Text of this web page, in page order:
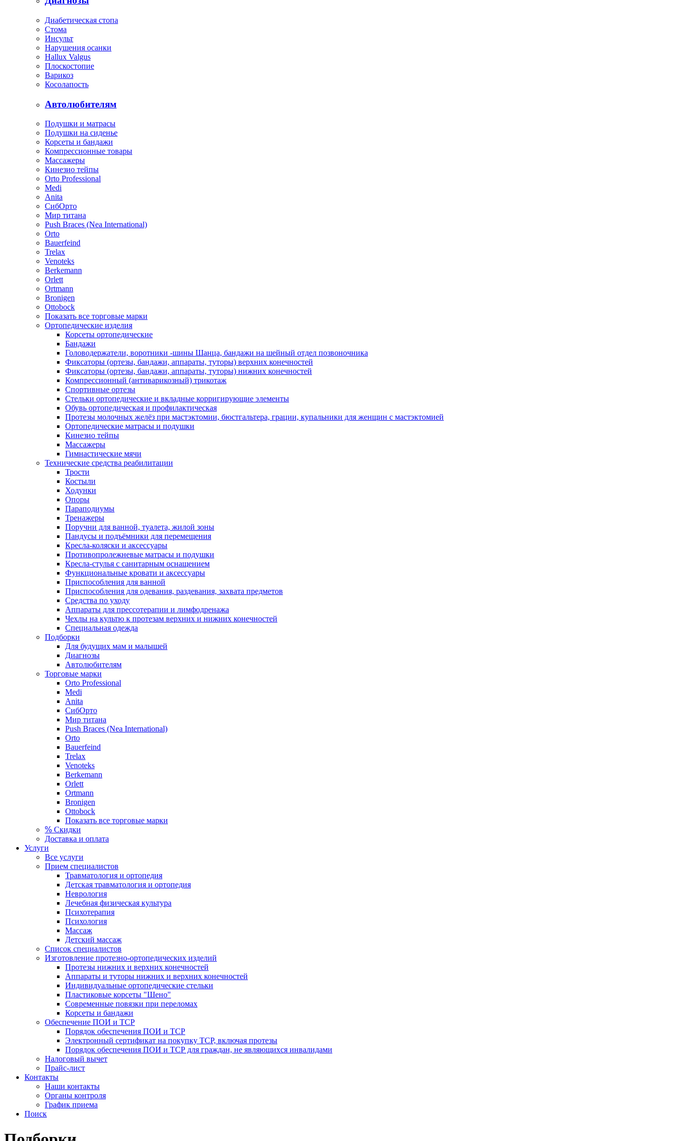
Диабетическая стопа
Стома
Инсульт
Нарушения осанки
Hallux Valgus
Плоскостопие
Варикоз
Косолапость
Автолюбителям
Подушки и матрасы
Подушки на сиденье
Корсеты и бандажи
Компрессионные товары
Массажеры
Кинезио тейпы
Orto Professional
Medi
Anita
СибОрто
Мир титана
Push Braces (Nea International)
Orto
Bauerfeind
Trelax
Venoteks
Berkemann
Orlett
Ortmann
Bronigen
Ottobock
Показать все торговые марки
Ортопедические изделия
Корсеты ортопедические
Бандажи
Головодержатели, воротники -шины Шанца, бандажи на шейный отдел позвоночника
Фиксаторы (ортезы, бандажи, аппараты, туторы) верхних конечностей
Фиксаторы (ортезы, бандажи, аппараты, туторы) нижних конечностей
Компрессионный (антиварикозный) трикотаж
Спортивные ортезы
Стельки ортопедические и вкладные корригирующие элементы
Обувь ортопедическая и профилактическая
Протезы молочных желёз при мастэктомии, бюстгальтера, грации, купальники для женщин с мастэктомией
Ортопедические матрасы и подушки
Кинезио тейпы
Массажеры
Гимнастические мячи
Технические средства реабилитации
Трости
Костыли
Ходунки
Опоры
Параподиумы
Тренажеры
Поручни для ванной, туалета, жилой зоны
Пандусы и подъёмники для перемещения
Кресла-коляски и аксессуары
Противопролежневые матрасы и подушки
Кресла-стулья с санитарным оснащением
Функциональные кровати и аксессуары
Приспособления для ванной
Приспособления для одевания, раздевания, захвата предметов
Средства по уходу
Аппараты для прессотерапии и лимфодренажа
Чехлы на культю к протезам верхних и нижних конечностей
Специальная одежда
Подборки
Для будущих мам и малышей
Диагнозы
Автолюбителям
Торговые марки
Orto Professional
Medi
Anita
СибОрто
Мир титана
Push Braces (Nea International)
Orto
Bauerfeind
Trelax
Venoteks
Berkemann
Orlett
Ortmann
Bronigen
Ottobock
Показать все торговые марки
% Скидки
Доставка и оплата
Услуги
Все услуги
Прием специалистов
Травматология и ортопедия
Детская травматология и ортопедия
Неврология
Лечебная физическая культура
Психотерапия
Психология
Массаж
Детский массаж
Список специалистов
Изготовление протезно-ортопедических изделий
Протезы нижних и верхних конечностей
Аппараты и туторы нижних и верхних конечностей
Индивидуальные ортопедические стельки
Пластиковые корсеты "Шено"
Современные повязки при переломах
Корсеты и бандажи
Обеспечение ПОИ и ТСР
Порядок обеспечения ПОИ и ТСР
Электронный сертификат на покупку ТСР, включая протезы
Порядок обеспечения ПОИ и ТСР для граждан, не являющихся инвалидами
Налоговый вычет
Прайс-лист
Контакты
Наши контакты
Органы контроля
График приема
Поиск